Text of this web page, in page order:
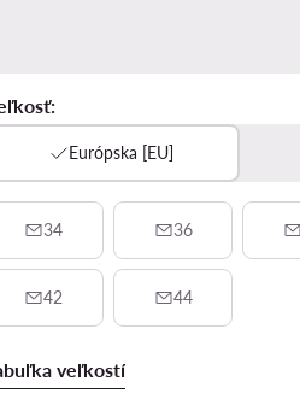
Európska [EU]
34 36
42 44
veľkostí